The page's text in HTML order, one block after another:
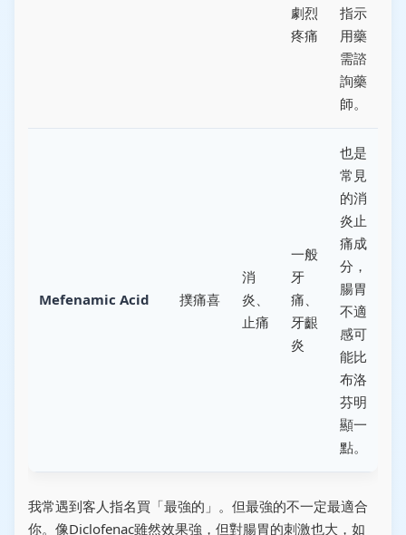
劇烈
疼痛
指示
用藥
需諮
詢藥
師。
Mefenamic Acid 撲痛喜
消
炎、
止痛
一般
牙
痛、
牙齦
炎
也是
常見
的消
炎止
痛成
分，
腸胃
不適
感可
能比
布洛
芬明
顯一
點。
我常遇到客人指名買「最強的」。但最強的不一定最適合
你。像Diclofenac雖然效果強，但對腸胃的刺激也大，如